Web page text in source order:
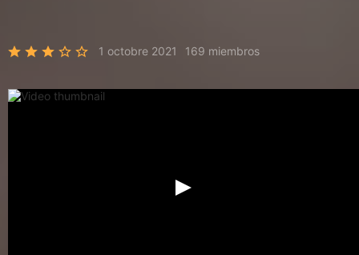
1 octobre 2021 169 miembros